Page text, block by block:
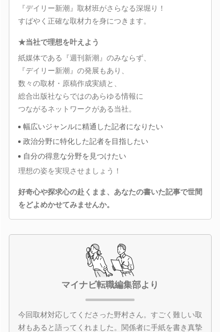
『デイリー新潮』取材班がさらなる深堀り！
すばやく正確な取材力を身につきます。
★当社で理想を叶えよう
紙媒体である『週刊新潮』のみならず、
『デイリー新潮』の発展もあり、
数々の取材・原稿作成実績と、
総合出版社ならではのあらゆる情報に
つながるネットワークがある当社。
幅広いジャンルに精通した記者になりたい
政治分野に特化した記者を目指したい
自分の得意な分野を見つけたい
理想の姿を実現させましょう！
好奇心や探求心の赴くまま、あなたの書いた記事で世間
をどよめかせてみませんか。
マイナビ転職編集部より
今回取材対応してくださった野村さん。すごく難しい取
材もあると語ってくれました。関係者に手紙を書き真摯